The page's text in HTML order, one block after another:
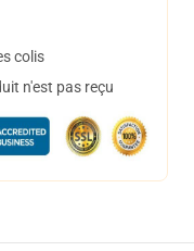
colis
n'est pas reçu